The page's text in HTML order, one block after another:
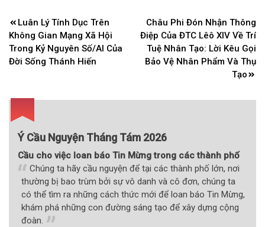
Điều
hướng
bài
viết
Luân Lý Tính Dục Trên
Không Gian Mạng Xã Hội
Trong Kỷ Nguyên Số/AI Của
Đời Sống Thánh Hiến
Châu Phi Đón Nhận Thông
Điệp Của ĐTC Lêô XIV Về Trí
Tuệ Nhân Tạo: Lời Kêu Gọi
Bảo Vệ Nhân Phẩm Và Thụ
Tạo
Ý Cầu Nguyện Tháng Tám 2026
Cầu cho việc loan báo Tin Mừng trong các thành phố
Chúng ta hãy cầu nguyện để tại các thành phố lớn, nơi
thường bị bao trùm bởi sự vô danh và cô đơn, chúng ta
có thể tìm ra những cách thức mới để loan báo Tin Mừng,
khám phá những con đường sáng tạo để xây dựng cộng
đoàn.